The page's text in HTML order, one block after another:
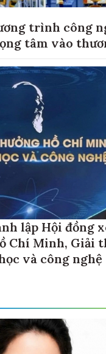
trình công
tâm vào
lập Hội đồng
Chí Minh, Giải
và công nghệ